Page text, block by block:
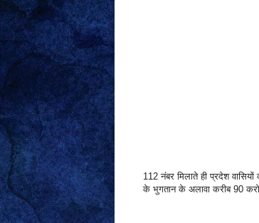
112 नंबर मिलाते ही प्रदेश
के भुगतान के अलावा करीब 90